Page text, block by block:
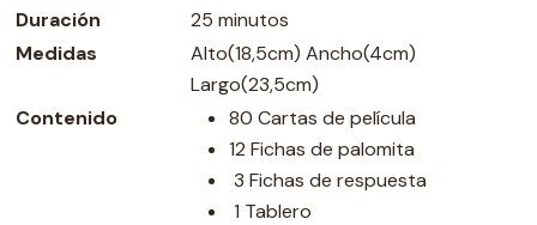
Duración
25 minutos
Medidas
Alto(18,5cm) Ancho(4cm)
Largo(23,5cm)
Contenido
80 Cartas de película
12 Fichas de palomita
3 Fichas de respuesta
1 Tablero